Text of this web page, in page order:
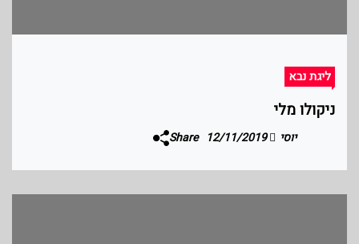
ליגת נבא
ניקולו מלי
יוסי 12/11/2019
Share